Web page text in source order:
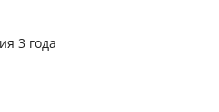
3 года